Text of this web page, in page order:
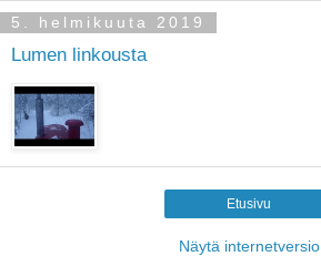
5. helmikuuta 2019
Lumen linkousta
Etusivu
Näytä internetversio